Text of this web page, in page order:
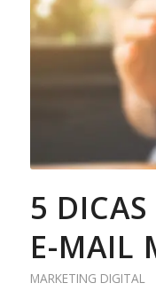
5
E-MAIL
MARKETING DIGITAL